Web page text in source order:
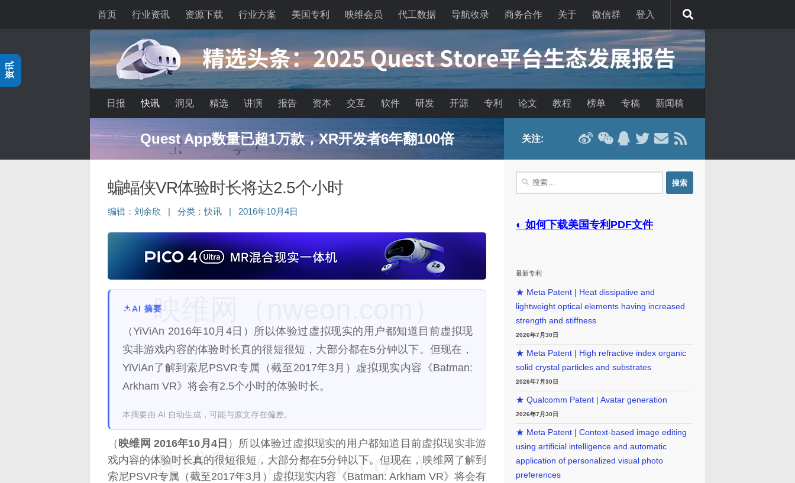
首页 行业资讯 资源下载 行业方案 美国专利 映维会员 代工数据 导航收录 商务合作 关于 微信群 登入
日报 快讯 洞见 精选 讲演 报告 资本 交互 软件 研发 开源 专利 论文 教程 榜单 专稿 新闻稿
Quest App数量已超1万款，XR开发者6年翻100倍
蝙蝠侠VR体验时长将达2.5个小时
编辑： 刘余欣 分类：快讯 2016年10月4日
AI 摘要
（YiViAn 2016年10月4日）所以体验过虚拟现实的用户都知道目前虚拟现
实非游戏内容的体验时长真的很短很短，大部分都在5分钟以下。但现在，
YiViAn了解到索尼PSVR专属（截至2017年3月）虚拟现实内容《Batman:
Arkham VR》将会有2.5个小时的体验时长。
本摘要由 AI 自动生成，可能与原文存在偏差。
（ 映维网 2016年10月4日 ）所以体验过虚拟现实的用户都知道目前虚拟现实非游
戏内容的体验时长真的很短很短，大部分都在5分钟以下。但现在，映维网了解到
索尼PSVR专属（截至2017年3月）虚拟现实内容《Batman: Arkham VR》将会有
映维网（nweon.com）
映维网（nweon.com）
关注:
搜
索：
◐ 如何下载美国专利PDF文件
最新专利
★ Meta Patent | Heat dissipative and
lightweight optical elements having increased
strength and stiffness
2026年7月30日
★ Meta Patent | High refractive index organic
solid crystal particles and substrates
2026年7月30日
★ Qualcomm Patent | Avatar generation
2026年7月30日
★ Meta Patent | Context-based image editing
using artificial intelligence and automatic
application of personalized visual photo
preferences
资讯